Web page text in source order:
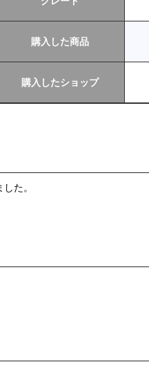
購入した商品
購入したショップ
た。